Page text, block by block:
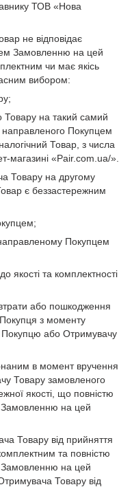
ТОВ «Нова
не відповідає
Замовленню на цей
чи має якісь
вибором:
Товару на такий самий
направленого Покупцем
Товар, з числа
магазині «Pair.com.ua/».
Товару на другому
є беззастережним
Покупцем
якості та комплектності
або пошкодження
з моменту
Покупцю або Отримувачу
в момент вручення
Товару замовленого
якості, що повністю
Замовленню на цей
Товару від прийняття
та повністю
Замовленню на цей
Товару від